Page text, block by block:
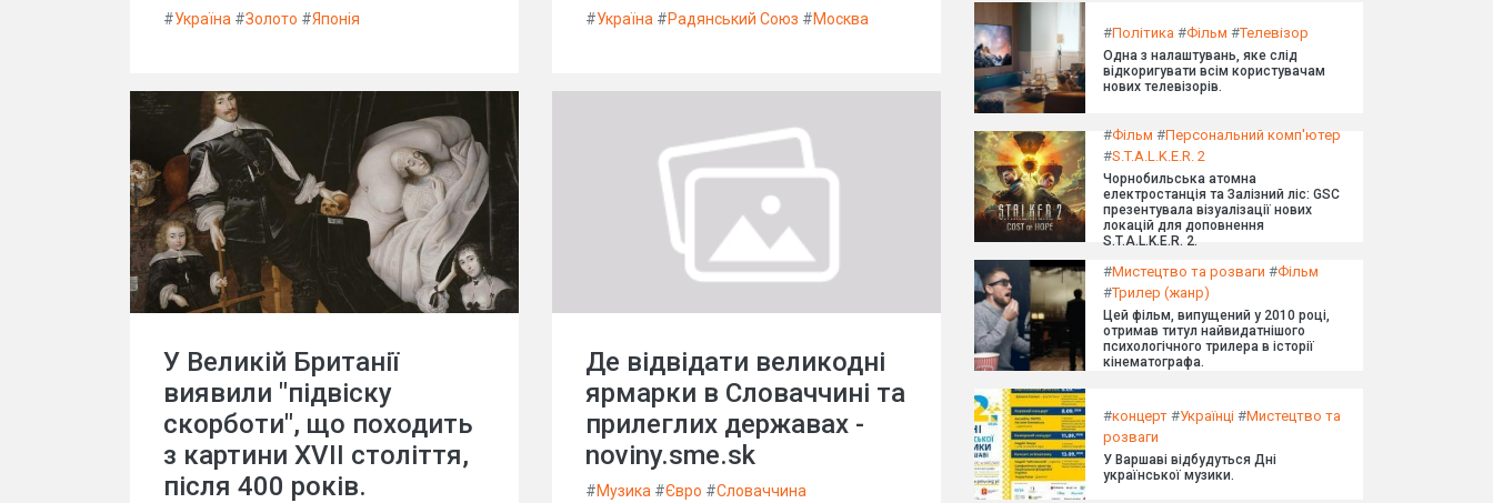
#Україна #Золото #Японія #Україна #Радянський Союз #Москва
У Великій Британії
виявили "підвіску
скорботи", що походить
з картини XVII століття,
після 400 років.
Де відвідати великодні
ярмарки в Словаччині та
прилеглих державах -
noviny.sme.sk
#Музика #Євро #Словаччина
#Політика #Фільм #Телевізор
Одна з налаштувань, яке слід
відкоригувати всім користувачам
нових телевізорів.
#Фільм #Персональний комп'ютер
#S.T.A.L.K.E.R. 2
Чорнобильська атомна
електростанція та Залізний ліс: GSC
презентувала візуалізації нових
локацій для доповнення
S.T.A.L.K.E.R. 2.
#Мистецтво та розваги #Фільм
#Трилер (жанр)
Цей фільм, випущений у 2010 році,
отримав титул найвидатнішого
психологічного трилера в історії
кінематографа.
#концерт #Українці #Мистецтво та
розваги
У Варшаві відбудуться Дні
української музики.